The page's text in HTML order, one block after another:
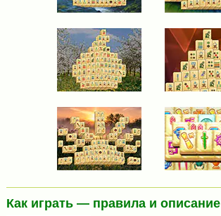
Как играть — правила и описание